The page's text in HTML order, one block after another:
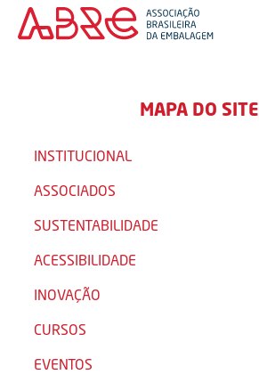
MAPA DO SITE
INSTITUCIONAL
ASSOCIADOS
SUSTENTABILIDADE
ACESSIBILIDADE
INOVAÇÃO
CURSOS
EVENTOS